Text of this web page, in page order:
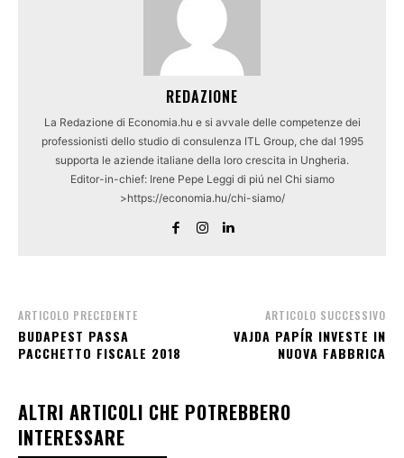
REDAZIONE
La Redazione di Economia.hu e si avvale delle competenze dei
professionisti dello studio di consulenza ITL Group, che dal 1995
supporta le aziende italiane della loro crescita in Ungheria.
Editor-in-chief: Irene Pepe Leggi di piú nel Chi siamo
>https://economia.hu/chi-siamo/
ARTICOLO PRECEDENTE
BUDAPEST PASSA
PACCHETTO FISCALE 2018
ARTICOLO SUCCESSIVO
VAJDA PAPÍR INVESTE IN
NUOVA FABBRICA
ALTRI ARTICOLI CHE POTREBBERO
INTERESSARE